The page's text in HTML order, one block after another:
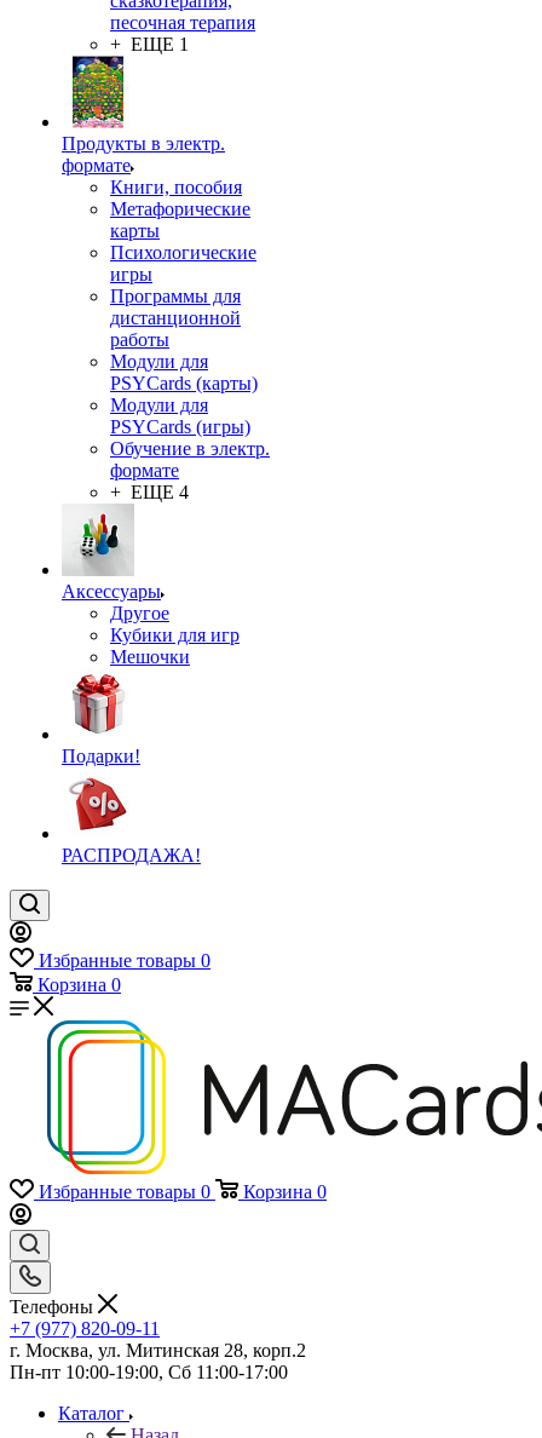
песочная терапия
+ ЕЩЕ 1
Продукты в электр.
формате
Книги, пособия
Метафорические
карты
Психологические
игры
Программы для
дистанционной
работы
Модули для
PSYCards (карты)
Модули для
PSYCards (игры)
Обучение в электр.
формате
+ ЕЩЕ 4
Аксессуары
Другое
Кубики для игр
Мешочки
Подарки!
РАСПРОДАЖА!
Избранные товары 0
Корзина 0
Избранные товары 0 Корзина 0
Телефоны
+7 (977) 820-09-11
г. Москва, ул. Митинская 28, корп.2
Пн-пт 10:00-19:00, Сб 11:00-17:00
Каталог